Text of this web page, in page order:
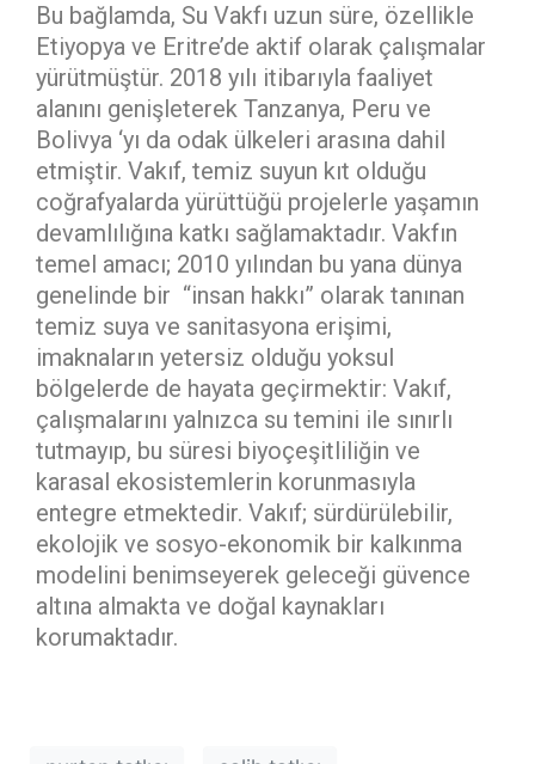
Bu bağlamda, Su Vakfı uzun süre, özellikle
Etiyopya ve Eritre’de aktif olarak çalışmalar
yürütmüştür. 2018 yılı itibarıyla faaliyet
alanını genişleterek Tanzanya, Peru ve
Bolivya ‘yı da odak ülkeleri arasına dahil
etmiştir. Vakıf, temiz suyun kıt olduğu
coğrafyalarda yürüttüğü projelerle yaşamın
devamlılığına katkı sağlamaktadır. Vakfın
temel amacı; 2010 yılından bu yana dünya
genelinde bir “insan hakkı” olarak tanınan
temiz suya ve sanitasyona erişimi,
imaknaların yetersiz olduğu yoksul
bölgelerde de hayata geçirmektir: Vakıf,
çalışmalarını yalnızca su temini ile sınırlı
tutmayıp, bu süresi biyoçeşitliliğin ve
karasal ekosistemlerin korunmasıyla
entegre etmektedir. Vakıf; sürdürülebilir,
ekolojik ve sosyo-ekonomik bir kalkınma
modelini benimseyerek geleceği güvence
altına almakta ve doğal kaynakları
korumaktadır.